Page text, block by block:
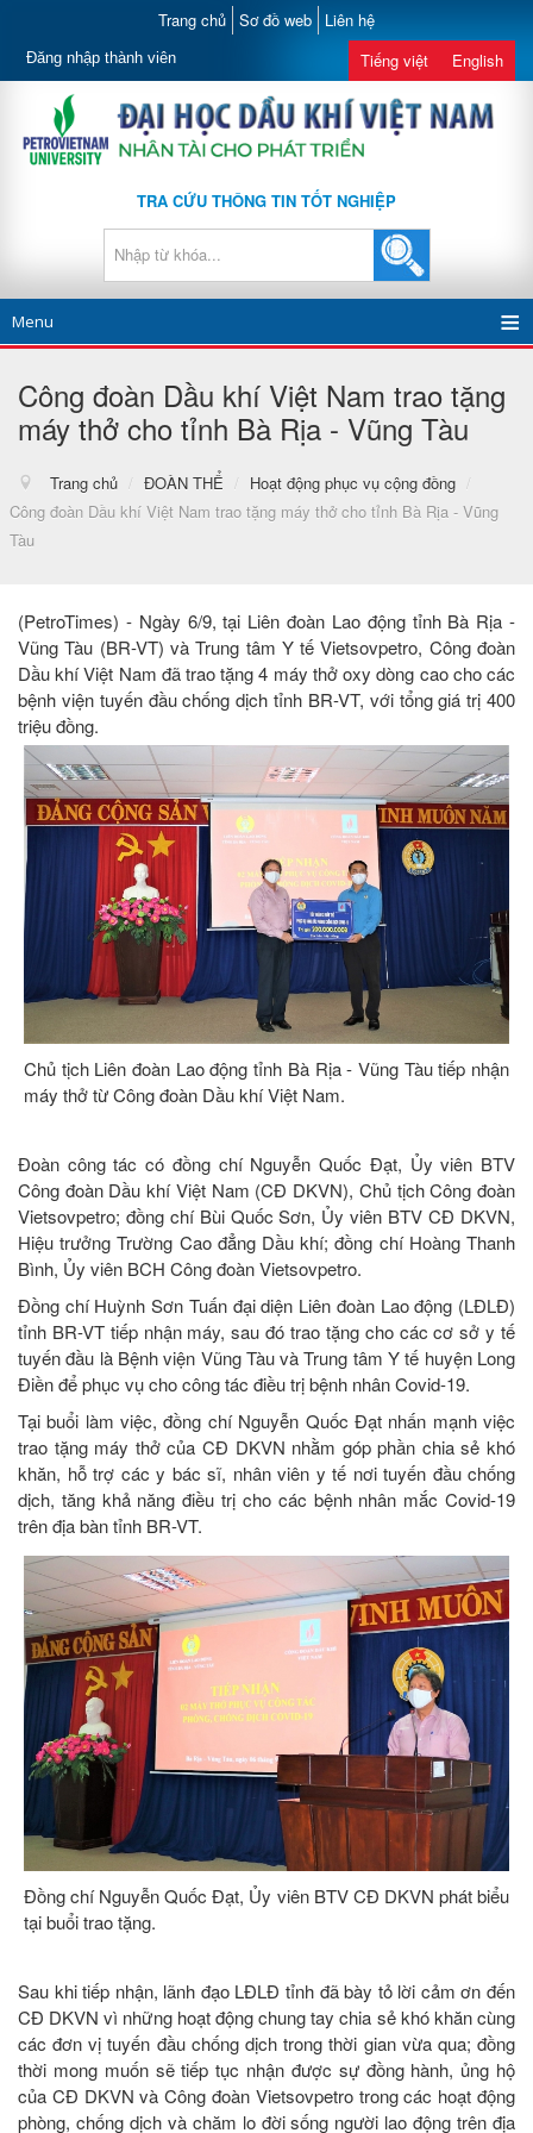
Trang chủ Sơ đồ web Liên hệ
Đăng nhập thành viên Tiếng việt English
TRA CỨU THÔNG TIN TỐT NGHIỆP
Menu
Công đoàn Dầu khí Việt Nam trao tặng
máy thở cho tỉnh Bà Rịa - Vũng Tàu
Trang chủ / ĐOÀN THỂ / Hoạt động phục vụ cộng đồng
/
Công đoàn Dầu khí Việt Nam trao tặng máy thở cho tỉnh Bà Rịa - Vũng
Tàu
(PetroTimes) - Ngày 6/9, tại Liên đoàn Lao động tỉnh Bà Rịa -
Vũng Tàu (BR-VT) và Trung tâm Y tế Vietsovpetro, Công đoàn
Dầu khí Việt Nam đã trao tặng 4 máy thở oxy dòng cao cho các
bệnh viện tuyến đầu chống dịch tỉnh BR-VT, với tổng giá trị 400
triệu đồng.
Chủ tịch Liên đoàn Lao động tỉnh Bà Rịa - Vũng Tàu tiếp nhận
máy thở từ Công đoàn Dầu khí Việt Nam.
Đoàn công tác có đồng chí Nguyễn Quốc Đạt, Ủy viên BTV
Công đoàn Dầu khí Việt Nam (CĐ DKVN), Chủ tịch Công đoàn
Vietsovpetro; đồng chí Bùi Quốc Sơn, Ủy viên BTV CĐ DKVN,
Hiệu trưởng Trường Cao đẳng Dầu khí; đồng chí Hoàng Thanh
Bình, Ủy viên BCH Công đoàn Vietsovpetro.
Đồng chí Huỳnh Sơn Tuấn đại diện Liên đoàn Lao động (LĐLĐ)
tỉnh BR-VT tiếp nhận máy, sau đó trao tặng cho các cơ sở y tế
tuyến đầu là Bệnh viện Vũng Tàu và Trung tâm Y tế huyện Long
Điền để phục vụ cho công tác điều trị bệnh nhân Covid-19.
Tại buổi làm việc, đồng chí Nguyễn Quốc Đạt nhấn mạnh việc
trao tặng máy thở của CĐ DKVN nhằm góp phần chia sẻ khó
khăn, hỗ trợ các y bác sĩ, nhân viên y tế nơi tuyến đầu chống
dịch, tăng khả năng điều trị cho các bệnh nhân mắc Covid-19
trên địa bàn tỉnh BR-VT.
Đồng chí Nguyễn Quốc Đạt, Ủy viên BTV CĐ DKVN phát biểu
tại buổi trao tặng.
Sau khi tiếp nhận, lãnh đạo LĐLĐ tỉnh đã bày tỏ lời cảm ơn đến
CĐ DKVN vì những hoạt động chung tay chia sẻ khó khăn cùng
các đơn vị tuyến đầu chống dịch trong thời gian vừa qua; đồng
thời mong muốn sẽ tiếp tục nhận được sự đồng hành, ủng hộ
của CĐ DKVN và Công đoàn Vietsovpetro trong các hoạt động
phòng, chống dịch và chăm lo đời sống người lao động trên địa